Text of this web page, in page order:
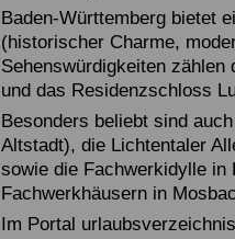
Baden-Württemberg bietet
(historischer Charme,
Sehenswürdigkeiten
und das Residenzschloss
Besonders beliebt sind
Altstadt), die Lichtentaler
sowie die Fachwerkidylle in
Fachwerkhäusern in
Im Portal